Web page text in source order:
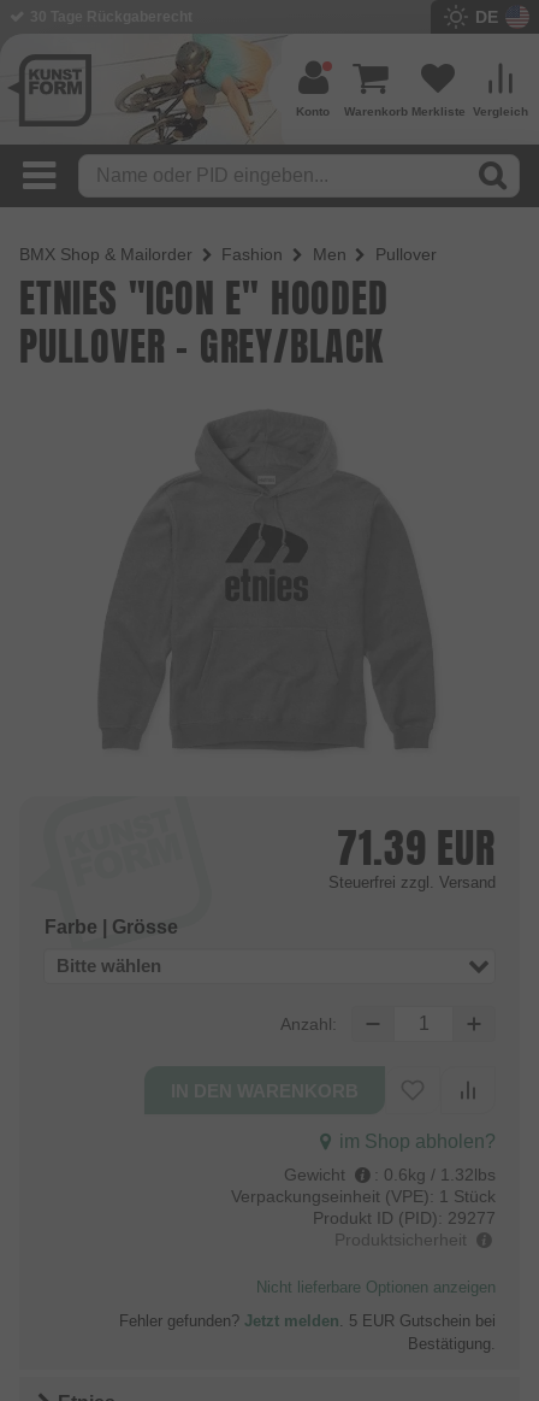
DE
Vergleich
Merkliste
Warenkorb
Konto
BMX Shop & Mailorder Fashion Men Pullover
ETNIES "ICON E" HOODED
PULLOVER - GREY/BLACK
71.39 EUR
Steuerfrei zzgl. Versand
Farbe | Grösse
Bitte wählen
Anzahl:
im Shop abholen?
Gewicht : 0.6kg / 1.32lbs
Verpackungseinheit (VPE): 1 Stück
Produkt ID (PID): 29277
Produktsicherheit
Nicht lieferbare Optionen anzeigen
Fehler gefunden? Jetzt melden. 5 EUR Gutschein bei
Bestätigung.